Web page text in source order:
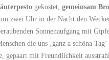
gekostet, gemeinsam
zwei Uhr in der Nacht den
Sonnenaufgang mit
die uns ‚ganz a schöna
gepaart mit Freundlichkeit